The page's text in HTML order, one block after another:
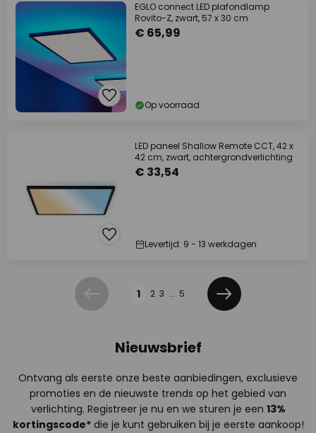
EGLO connect LED plafondlamp
Rovito-Z, zwart, 57 x 30 cm
€ 65,99
Op voorraad
LED paneel Shallow Remote CCT, 42 x
42 cm, zwart, achtergrondverlichting
€ 33,54
Levertijd: 9 - 13 werkdagen
Vorige 1 2 3 ... 5
Volgende
Nieuwsbrief
Ontvang als eerste onze beste aanbiedingen, exclusieve
promoties en de nieuwste trends op het gebied van
verlichting. Registreer je nu en we sturen je een 13%
kortingscode*die je kunt gebruiken bij je eerste aankoop!